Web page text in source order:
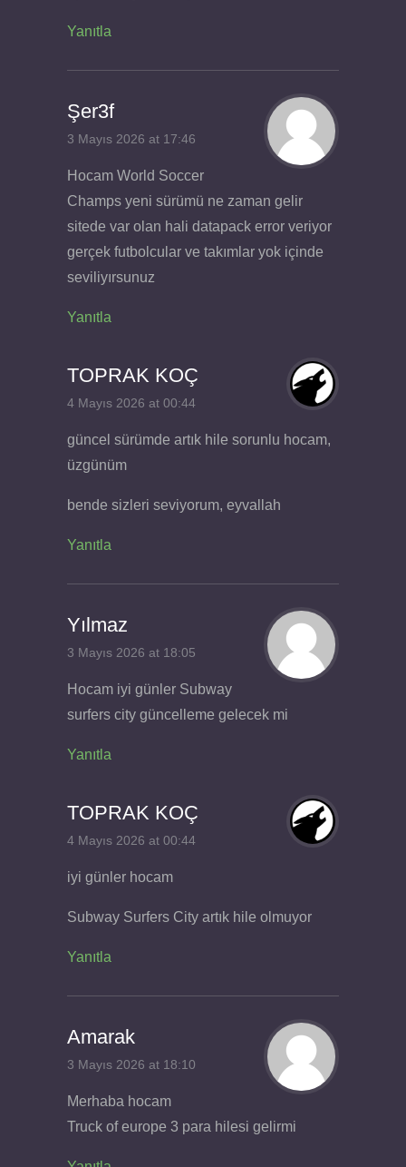
Yanıtla
Şer3f
3 Mayıs 2026 at 17:46
Hocam World Soccer
Champs yeni sürümü ne zaman gelir
sitede var olan hali datapack error veriyor
gerçek futbolcular ve takımlar yok içinde
seviliyırsunuz
Yanıtla
TOPRAK KOÇ
4 Mayıs 2026 at 00:44
güncel sürümde artık hile sorunlu hocam,
üzgünüm
bende sizleri seviyorum, eyvallah
Yanıtla
Yılmaz
3 Mayıs 2026 at 18:05
Hocam iyi günler Subway
surfers city güncelleme gelecek mi
Yanıtla
TOPRAK KOÇ
4 Mayıs 2026 at 00:44
iyi günler hocam
Subway Surfers City artık hile olmuyor
Yanıtla
Amarak
3 Mayıs 2026 at 18:10
Merhaba hocam
Truck of europe 3 para hilesi gelirmi